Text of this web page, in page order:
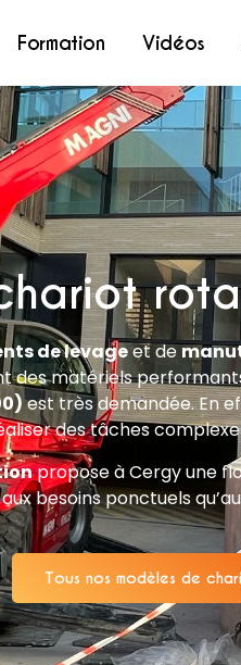
Formation Vidéos
de levageet de
matériels
est très demandée. En
des tâches
propose à Cergy une
besoins ponctuels
Tous nos modèles de